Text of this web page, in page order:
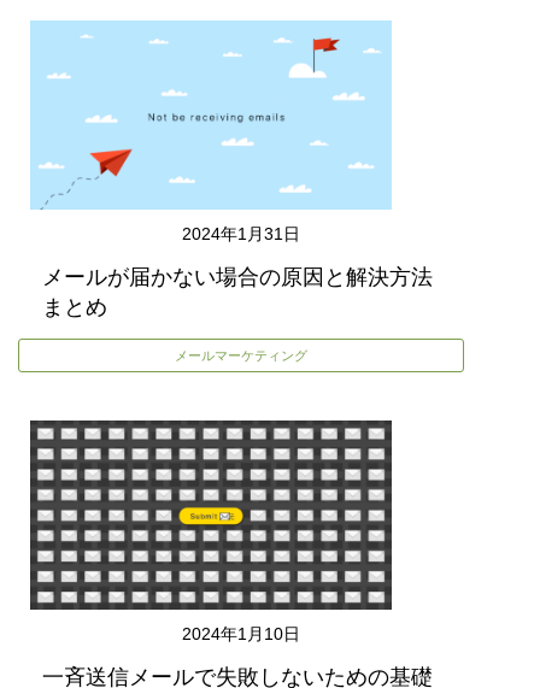
2024年1月31日
メールが届かない場合の原因と解決方法
まとめ
メールマーケティング
2024年1月10日
一斉送信メールで失敗しないための基礎